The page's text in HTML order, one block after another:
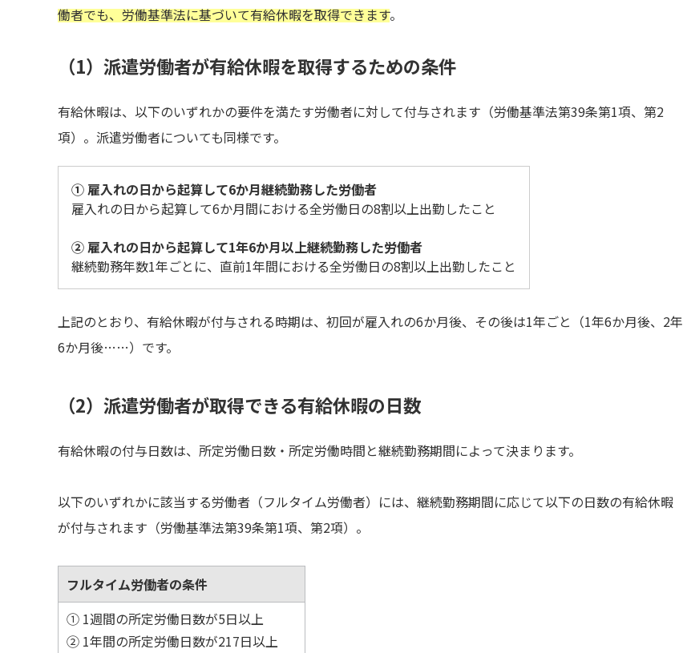
働者でも、労働基準法に基づいて有給休暇を取得できます。
（1）派遣労働者が有給休暇を取得するための条件
有給休暇は、以下のいずれかの要件を満たす労働者に対して付与されます（労働基準法第39条第1項、第2
項）。派遣労働者についても同様です。
① 雇入れの日から起算して6か月継続勤務した労働者
雇入れの日から起算して6か月間における全労働日の8割以上出勤したこと
② 雇入れの日から起算して1年6か月以上継続勤務した労働者
継続勤務年数1年ごとに、直前1年間における全労働日の8割以上出勤したこと
上記のとおり、有給休暇が付与される時期は、初回が雇入れの6か月後、その後は1年ごと（1年6か月後、2年
6か月後……）です。
（2）派遣労働者が取得できる有給休暇の日数
有給休暇の付与日数は、所定労働日数・所定労働時間と継続勤務期間によって決まります。
以下のいずれかに該当する労働者（フルタイム労働者）には、継続勤務期間に応じて以下の日数の有給休暇
が付与されます（労働基準法第39条第1項、第2項）。
フルタイム労働者の条件
① 1週間の所定労働日数が5日以上
② 1年間の所定労働日数が217日以上